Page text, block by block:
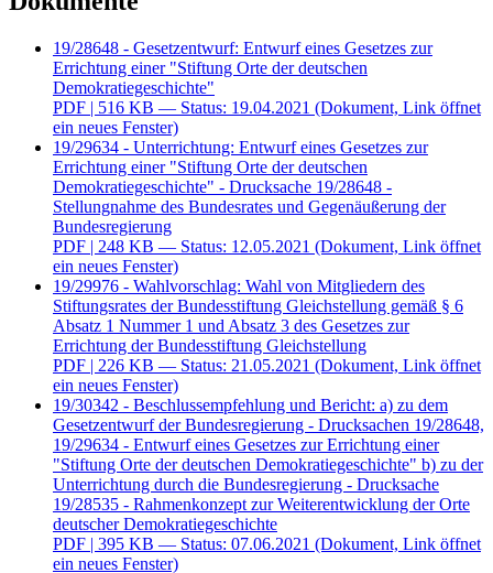
19/28648 - Gesetzentwurf: Entwurf eines Gesetzes zur
Errichtung einer "Stiftung Orte der deutschen
Demokratiegeschichte"
PDF | 516 KB — Status: 19.04.2021 (Dokument, Link öffnet
ein neues Fenster)
19/29634 - Unterrichtung: Entwurf eines Gesetzes zur
Errichtung einer "Stiftung Orte der deutschen
Demokratiegeschichte" - Drucksache 19/28648 -
Stellungnahme des Bundesrates und Gegenäußerung der
Bundesregierung
PDF | 248 KB — Status: 12.05.2021 (Dokument, Link öffnet
ein neues Fenster)
19/29976 - Wahlvorschlag: Wahl von Mitgliedern des
Stiftungsrates der Bundesstiftung Gleichstellung gemäß § 6
Absatz 1 Nummer 1 und Absatz 3 des Gesetzes zur
Errichtung der Bundesstiftung Gleichstellung
PDF | 226 KB — Status: 21.05.2021 (Dokument, Link öffnet
ein neues Fenster)
19/30342 - Beschlussempfehlung und Bericht: a) zu dem
Gesetzentwurf der Bundesregierung - Drucksachen 19/28648,
19/29634 - Entwurf eines Gesetzes zur Errichtung einer
"Stiftung Orte der deutschen Demokratiegeschichte" b) zu der
Unterrichtung durch die Bundesregierung - Drucksache
19/28535 - Rahmenkonzept zur Weiterentwicklung der Orte
deutscher Demokratiegeschichte
PDF | 395 KB — Status: 07.06.2021 (Dokument, Link öffnet
ein neues Fenster)